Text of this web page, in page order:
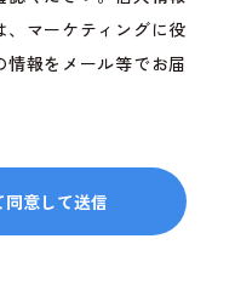
マーケティングに役
報をメール等でお届